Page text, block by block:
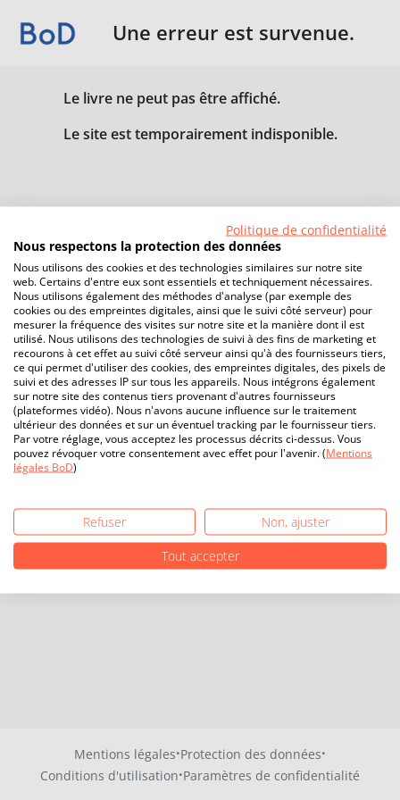
Une erreur est survenue.
Le livre ne peut pas être affiché.
Le site est temporairement indisponible.
Mentions légales·Protection des données·
Conditions d'utilisation·Paramètres de confidentialité
Politique de confidentialité
Nous respectons la protection des données
Nous utilisons des cookies et des technologies similaires sur notre site
web. Certains d'entre eux sont essentiels et techniquement nécessaires.
Nous utilisons également des méthodes d'analyse (par exemple des
cookies ou des empreintes digitales, ainsi que le suivi côté serveur) pour
mesurer la fréquence des visites sur notre site et la manière dont il est
utilisé. Nous utilisons des technologies de suivi à des fins de marketing et
recourons à cet effet au suivi côté serveur ainsi qu'à des fournisseurs tiers,
ce qui permet d'utiliser des cookies, des empreintes digitales, des pixels de
suivi et des adresses IP sur tous les appareils. Nous intégrons également
sur notre site des contenus tiers provenant d'autres fournisseurs
(plateformes vidéo). Nous n'avons aucune influence sur le traitement
ultérieur des données et sur un éventuel tracking par le fournisseur tiers.
Par votre réglage, vous acceptez les processus décrits ci-dessus. Vous
pouvez révoquer votre consentement avec effet pour l'avenir. (Mentions
légales BoD)
Refuser
Non, ajuster
Tout accepter